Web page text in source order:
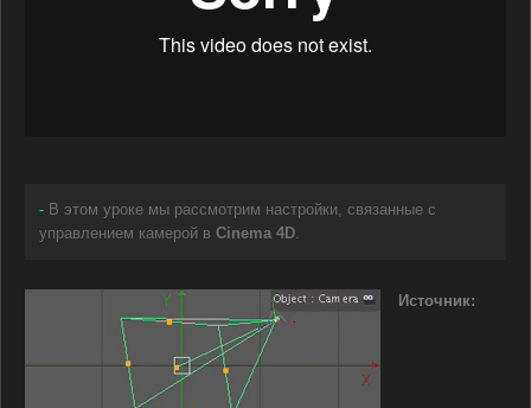
- В этом уроке мы рассмотрим настройки, связанные с
управлением камерой в Cinema 4D.
Источник: